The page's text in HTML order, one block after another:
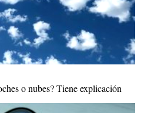
o nubes? Tiene explicación